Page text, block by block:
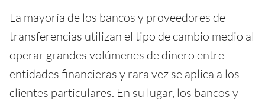
La mayoría de los bancos y proveedores de
transferencias utilizan el tipo de cambio medio al
operar grandes volúmenes de dinero entre
entidades financieras y rara vez se aplica a los
clientes particulares. En su lugar, los bancos y